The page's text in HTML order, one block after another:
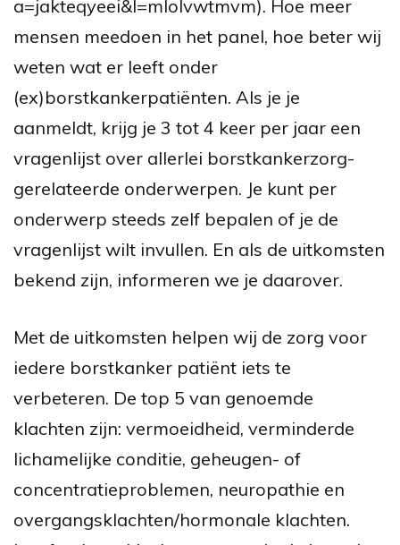
a=jakteqyeei&l=mlolvwtmvm). Hoe meer
mensen meedoen in het panel, hoe beter wij
weten wat er leeft onder
(ex)borstkankerpatiënten. Als je je
aanmeldt, krijg je 3 tot 4 keer per jaar een
vragenlijst over allerlei borstkankerzorg-
gerelateerde onderwerpen. Je kunt per
onderwerp steeds zelf bepalen of je de
vragenlijst wilt invullen. En als de uitkomsten
bekend zijn, informeren we je daarover.
Met de uitkomsten helpen wij de zorg voor
iedere borstkanker patiënt iets te
verbeteren. De top 5 van genoemde
klachten zijn: vermoeidheid, verminderde
lichamelijke conditie, geheugen- of
concentratieproblemen, neuropathie en
overgangsklachten/hormonale klachten.